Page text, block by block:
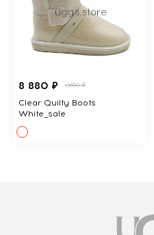
8 880 ₽ 13690 ₽
Clear Quilty Boots
White_sale